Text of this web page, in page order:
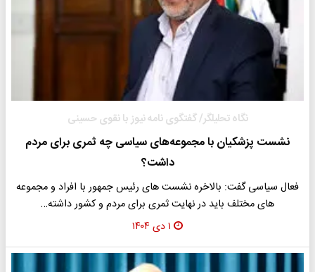
نگاه تحلیلگر/ گفتگوی نامه نیوز با نقوی حسینی
نشست پزشکیان با مجموعه‌های سیاسی چه ثمری برای مردم
داشت؟
فعال سیاسی گفت: بالاخره نشست های رئیس جمهور با افراد و مجموعه
های مختلف باید در نهایت ثمری برای مردم و کشور داشته…
۱ دی ۱۴۰۴